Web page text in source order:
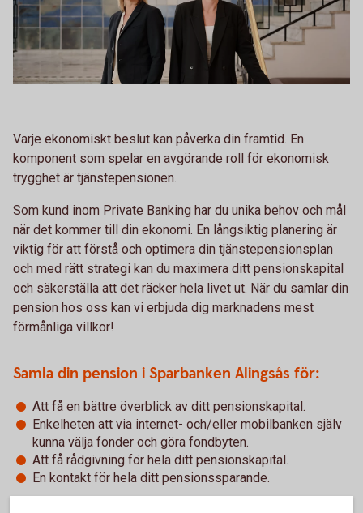
Varje ekonomiskt beslut kan påverka din framtid. En
komponent som spelar en avgörande roll för ekonomisk
trygghet är tjänstepensionen.
Som kund inom Private Banking har du unika behov och mål
när det kommer till din ekonomi. En långsiktig planering är
viktig för att förstå och optimera din tjänstepensionsplan
och med rätt strategi kan du maximera ditt pensionskapital
och säkerställa att det räcker hela livet ut. När du samlar din
pension hos oss kan vi erbjuda dig marknadens mest
förmånliga villkor!
Samla din pension i Sparbanken Alingsås för:
Att få en bättre överblick av ditt pensionskapital.
Enkelheten att via internet- och/eller mobilbanken själv
kunna välja fonder och göra fondbyten.
Att få rådgivning för hela ditt pensionskapital.
En kontakt för hela ditt pensionssparande.